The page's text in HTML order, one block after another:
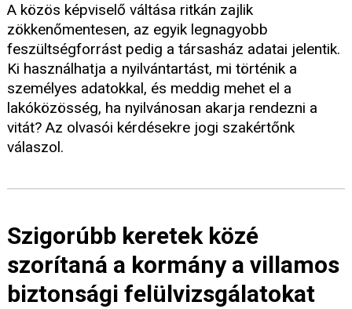
A közös képviselő váltása ritkán zajlik
zökkenőmentesen, az egyik legnagyobb
feszültségforrást pedig a társasház adatai jelentik.
Ki használhatja a nyilvántartást, mi történik a
személyes adatokkal, és meddig mehet el a
lakóközösség, ha nyilvánosan akarja rendezni a
vitát? Az olvasói kérdésekre jogi szakértőnk
válaszol.
Szigorúbb keretek közé
szorítaná a kormány a villamos
biztonsági felülvizsgálatokat